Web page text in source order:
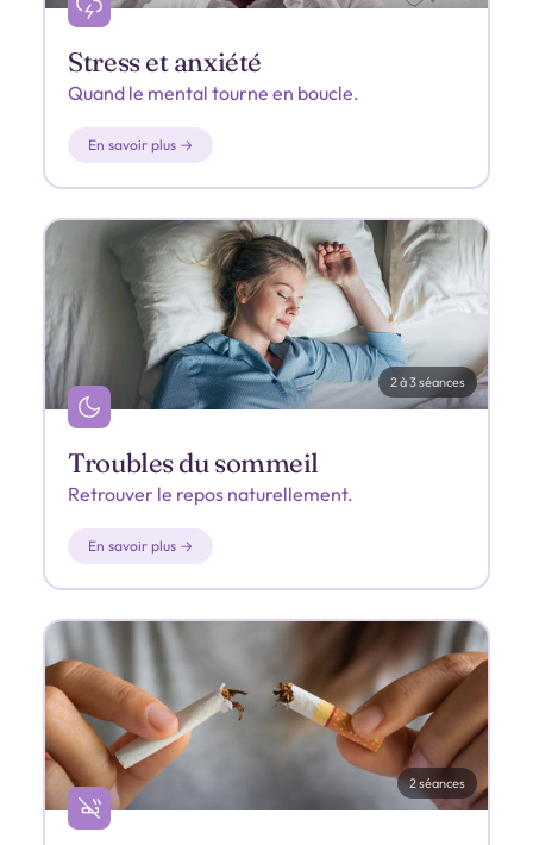
Stress et anxiété
Quand le mental tourne en boucle.
En savoir plus →
2 à 3 séances
Troubles du sommeil
Retrouver le repos naturellement.
En savoir plus →
2 séances